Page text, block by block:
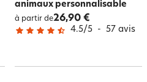
animaux personnalisable
à partir de26,90 €
4.5/5 - 57 avis